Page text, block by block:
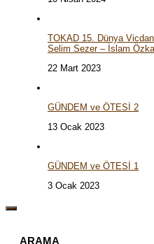
TOKAD 15. Dünya
Selim Sezer – İslam
22 Mart 2023
GÜNDEM ve ÖTESİ 2
13 Ocak 2023
GÜNDEM ve ÖTESİ 1
3 Ocak 2023
ARAMA